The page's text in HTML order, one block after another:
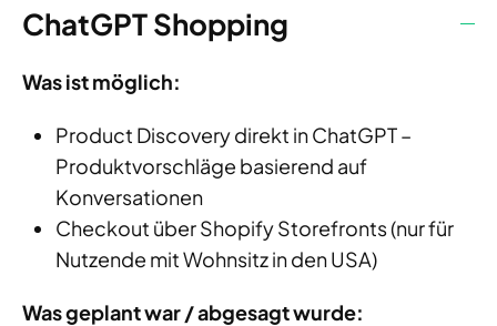
ChatGPT Shopping
Was ist möglich:
Product Discovery direkt in ChatGPT –
Produktvorschläge basierend auf
Konversationen
Checkout über Shopify Storefronts (nur für
Nutzende mit Wohnsitz in den USA)
Was geplant war / abgesagt wurde: